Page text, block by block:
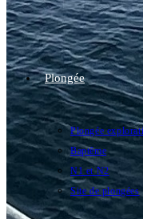
Plongée
Plongée
Baptême
N1 et N2
Site de plongées